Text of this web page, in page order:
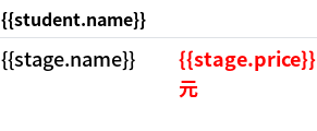
{{student.name}}
{{stage.name}}
{{stage.price}}
元